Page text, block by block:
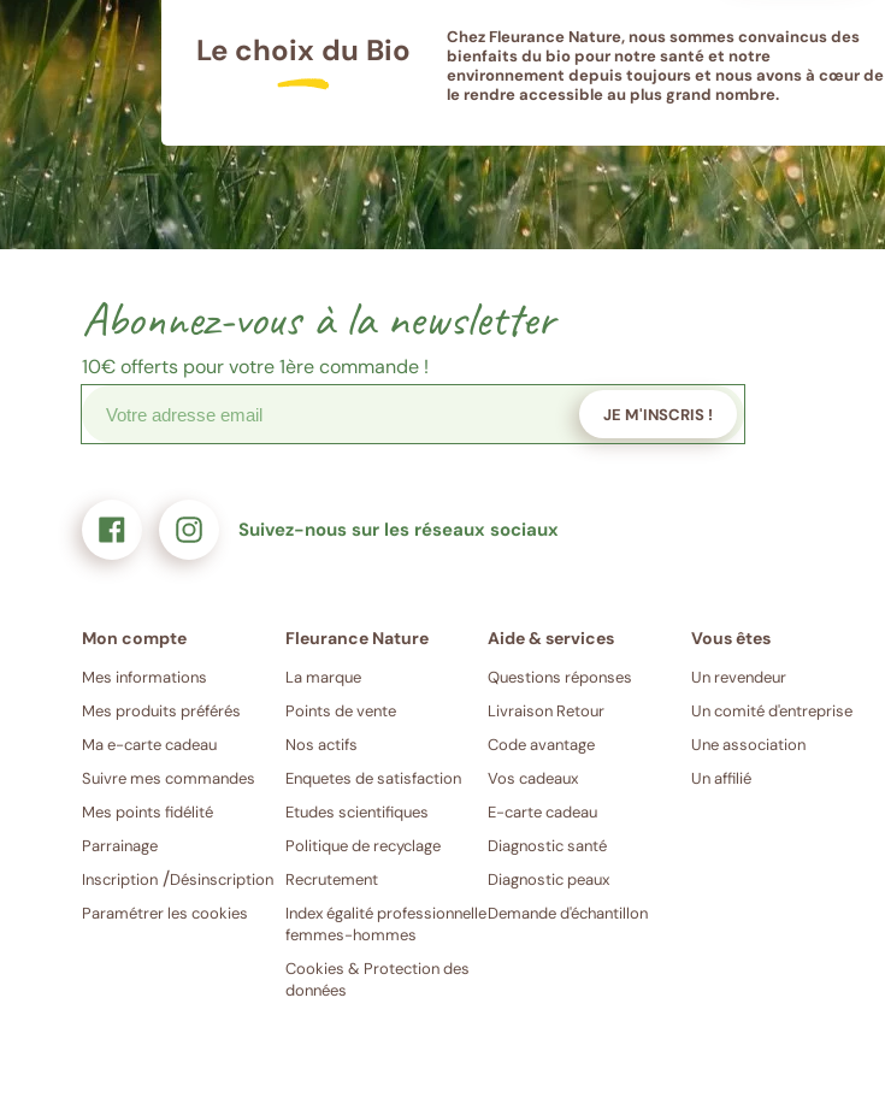
Le choix du Bio
Chez Fleurance Nature, nous sommes convaincus des
bienfaits du bio pour notre santé et notre
environnement depuis toujours et nous avons à cœur de
le rendre accessible au plus grand nombre.
Abonnez-vous à la newsletter
10€offerts pour votre 1ère commande !
exemple@gmail.com)
JE M'INSCRIS !
Suivez-nous sur les réseaux sociaux
Mes informations
Mes produits préférés
Ma e-carte cadeau
Suivre mes commandes
Mes points fidélité
Parrainage
Inscription /Désinscription
Paramétrer les cookies
La marque
Points de vente
Nos actifs
Enquetes de satisfaction
Etudes scientifiques
Politique de recyclage
Recrutement
Index égalité professionnelle
femmes-hommes
Cookies & Protection des
données
Questions réponses
Livraison Retour
Code avantage
Vos cadeaux
E-carte cadeau
Diagnostic santé
Diagnostic peaux
Demande d'échantillon
Un revendeur
Un comité d'entreprise
Une association
Un affilié